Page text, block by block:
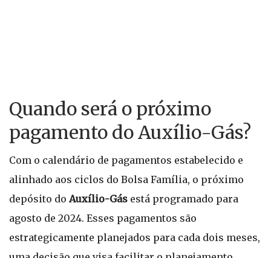
Quando será o próximo
pagamento do Auxílio-Gás?
Com o calendário de pagamentos estabelecido e
alinhado aos ciclos do Bolsa Família, o próximo
depósito doAuxílio-Gás está programado para
agosto de 2024. Esses pagamentos são
estrategicamente planejados para cada dois meses,